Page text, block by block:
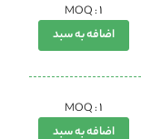
MOQ : 1
اضافه به سبد
MOQ : 1
اضافه به سبد